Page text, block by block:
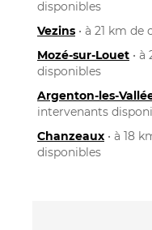
disponibles
Vezins • à 21 km
Mozé-sur-Louet •
disponibles
Argenton-les-
intervenants
Chanzeaux • à 18
disponibles